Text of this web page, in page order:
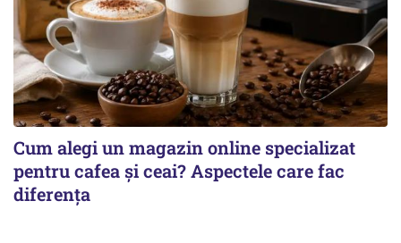
Cum alegi un magazin online specializat
pentru cafea și ceai? Aspectele care fac
diferența